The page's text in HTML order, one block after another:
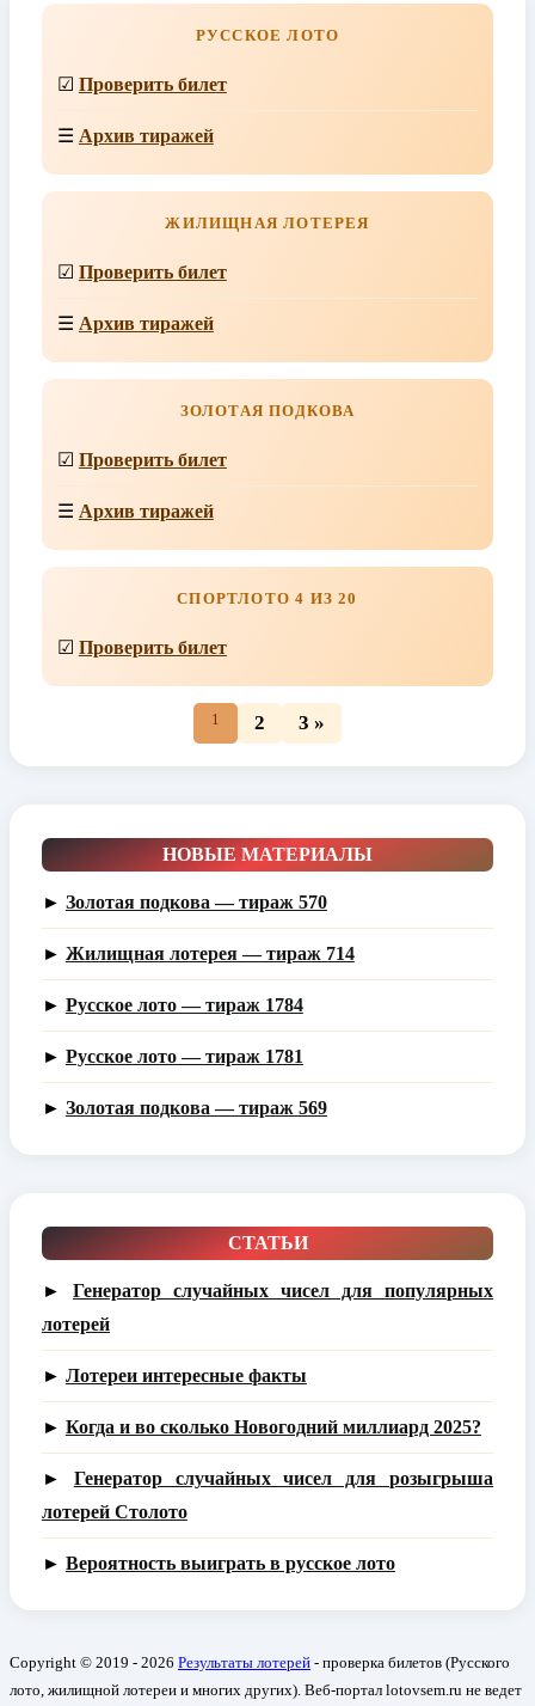
РУССКОЕ ЛОТО
☑ Проверить билет
☰ Архив тиражей
ЖИЛИЩНАЯ ЛОТЕРЕЯ
☑ Проверить билет
☰ Архив тиражей
ЗОЛОТАЯ ПОДКОВА
☑ Проверить билет
☰ Архив тиражей
СПОРТЛОТО 4 ИЗ 20
☑ Проверить билет
1 2 3 »
НОВЫЕ МАТЕРИАЛЫ
► Золотая подкова — тираж 570
► Жилищная лотерея — тираж 714
► Русское лото — тираж 1784
► Русское лото — тираж 1781
► Золотая подкова — тираж 569
СТАТЬИ
► Генератор случайных чисел для популярных
лотерей
► Лотереи интересные факты
► Когда и во сколько Новогодний миллиард 2025?
► Генератор случайных чисел для розыгрыша
лотерей Столото
► Вероятность выиграть в русское лото
Copyright © 2019 - 2026 Результаты лотерей - проверка билетов (Русского
лото, жилищной лотереи и многих других). Веб-портал lotovsem.ru не ведет